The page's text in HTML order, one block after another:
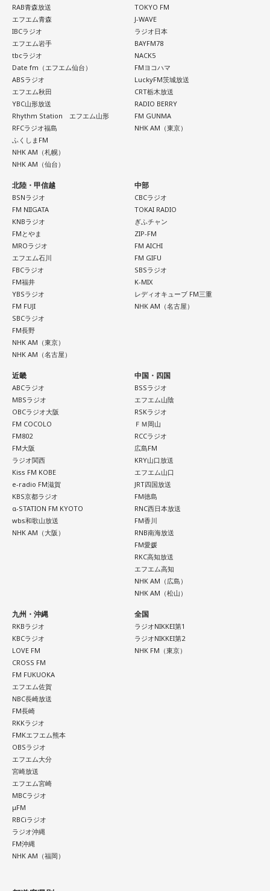
福田：そういう見方も当然ありますし、それができれば一番
いいと思うのですが、森保監督は帰国後の会見で「戦術は後
出しジャンケンだ」と言っていたんです。どういうことかと
いうと、自分たちが変えたら相手がまた変えてくる、それに
対してまた変えていかなきゃならない。ベンチでその都度
（戦術を）言い続けても、向こうが変えてきたら、その変化
に対して変化しなきゃいけない。「こういうやり方をしま
す」「だったらこう対応します」と。
そうすると、対応された側がまた変えてくるんですよ、それ
も試合中に。ですから、ベンチからでも戦術や戦略はある程
度言えますけど、ピッチのなかで選手たちがそれを感じて、
要なんです。
ブラジル戦のときも「守ろう」という気持ちはなくても、ブ
ラジルが1点負けていたときに、前に出てくるエネルギーって
すごいんです。それを食い止めたり、押し返したりするため
には、前半よりもエネルギーをもっと使わなきゃいけないけ
れども、ブラジルのものすごい勢いにのまれてしまった。た
だ、これは日本だけではなく、アルゼンチンと対戦したイン
グランドもそういう展開になったんですよ。サッカーってそ
ういうスポーツなんですよね。
つまり、ベンチから何か言っても（すぐに戦術を）変えられ
るほど簡単なスポーツではないんです。なぜならば、相手が
それに対してまた変化をしてくるから。だから“個”の力を高め
て、時間をつくれる選手が重要になってくるということです
ね。
◆世界で戦うために必要な“個”の力
藤木：今回、日本代表はケガ人が続出しましたが、それでも
あの戦いができたというのは、選手層も相当厚くなったとい
うことでしょうか？
福田：そうですね。選手層は厚くなっているし、森保監督の
「誰が出ても同じような戦いができる準備をしてきた」とい
う言葉がその通りであることを、グループステージで証明で
きていたと思います。でも、そこから上に行くためには、や
っぱり“個の力”が必要だったかなと感じています。
世界で見ても、日本だけでなく主力の選手がケガする国は
多々あって、それでも勝ち上がっていく力が必要なのがW杯
なんです。そういう意味では、確かに選手層は厚くなったけ
れども、さらに“個”の力を高めながら、選手層をもっと厚くし
なきゃいけない。ベスト16・ベスト8に進む国と比べたとき
に、そこまでの選手層だったのかというと、まだまだ厚くし
ていかないとダメなのではないか、ということなんだと思い
ます。
ただ、あれだけケガ人が出て、誰が出ても同じようなサッカ
ーができて、グループステージをああいう形で抜けられたと
いうのは今までなかったことですし、力がついているのは事
実ですね。
藤木：そんな日本代表を僕たちも応援したいと思います。
（左から）福田正博さん、藤木直人、高見侑里
＜番組概要＞
番組名：SPORTS BEAT supported by TOYOTA
RAB青森放送
エフエム青森
IBCラジオ
エフエム岩手
tbcラジオ
Date fm（エフエム仙台）
ABSラジオ
エフエム秋田
YBC山形放送
Rhythm Station エフエム山形
RFCラジオ福島
ふくしまFM
NHK AM（札幌）
NHK AM（仙台）
TOKYO FM
J-WAVE
ラジオ日本
BAYFM78
NACK5
FMヨコハマ
LuckyFM茨城放送
CRT栃木放送
RADIO BERRY
FM GUNMA
NHK AM（東京）
北陸・甲信越
BSNラジオ
FM NIIGATA
KNBラジオ
FMとやま
MROラジオ
エフエム石川
FBCラジオ
FM福井
YBSラジオ
FM FUJI
SBCラジオ
FM長野
NHK AM（東京）
NHK AM（名古屋）
中部
CBCラジオ
TOKAI RADIO
ぎふチャン
ZIP-FM
FM AICHI
FM GIFU
SBSラジオ
K-MIX
レディオキューブ FM三重
NHK AM（名古屋）
近畿
ABCラジオ
MBSラジオ
OBCラジオ大阪
FM COCOLO
FM802
FM大阪
ラジオ関西
Kiss FM KOBE
e-radio FM滋賀
KBS京都ラジオ
α-STATION FM KYOTO
wbs和歌山放送
NHK AM（大阪）
中国・四国
BSSラジオ
エフエム山陰
RSKラジオ
ＦＭ岡山
RCCラジオ
広島FM
KRY山口放送
エフエム山口
JRT四国放送
FM徳島
RNC西日本放送
FM香川
RNB南海放送
FM愛媛
RKC高知放送
エフエム高知
NHK AM（広島）
NHK AM（松山）
九州・沖縄
RKBラジオ
KBCラジオ
LOVE FM
CROSS FM
FM FUKUOKA
エフエム佐賀
NBC長崎放送
FM長崎
RKKラジオ
FMKエフエム熊本
OBSラジオ
エフエム大分
宮崎放送
エフエム宮崎
MBCラジオ
μFM
RBCiラジオ
ラジオ沖縄
FM沖縄
NHK AM（福岡）
全国
ラジオNIKKEI第1
ラジオNIKKEI第2
NHK FM（東京）